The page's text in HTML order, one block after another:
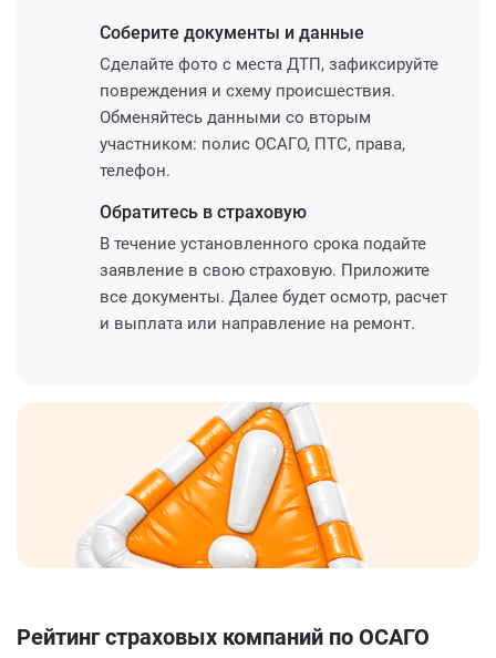
Соберите документы и данные
Сделайте фото с места ДТП, зафиксируйте
повреждения и схему происшествия.
Обменяйтесь данными со вторым
участником: полис ОСАГО, ПТС, права,
телефон.
Обратитесь в страховую
В течение установленного срока подайте
заявление в свою страховую. Приложите
все документы. Далее будет осмотр, расчет
и выплата или направление на ремонт.
Рейтинг страховых компаний по ОСАГО